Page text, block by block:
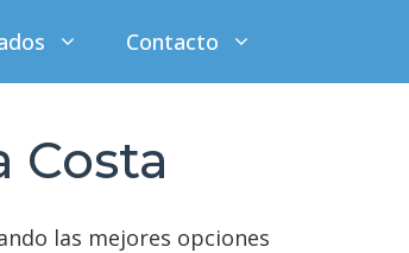
Contacto
Costa
las mejores opciones